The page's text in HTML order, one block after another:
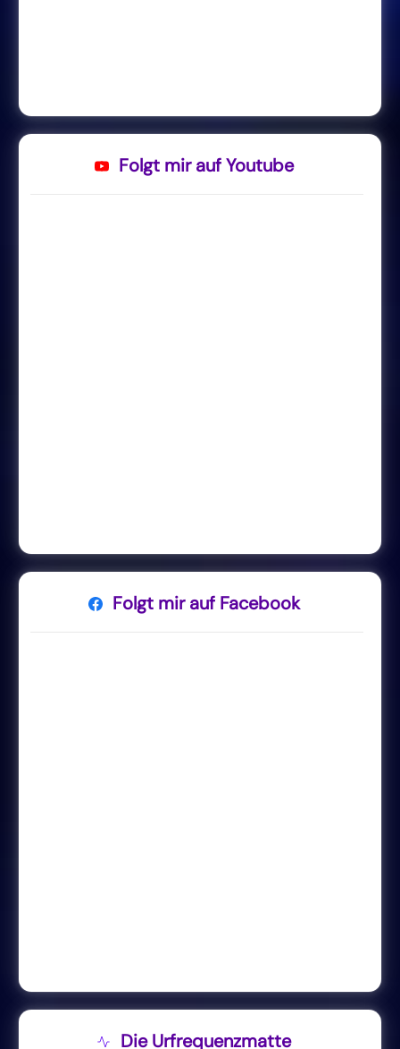
Folgt mir auf Youtube
Folgt mir auf Facebook
Die Urfrequenzmatte